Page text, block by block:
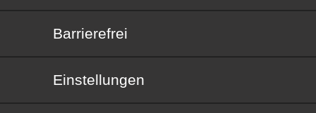
Barrierefrei
Barrierefrei
Einstellungen